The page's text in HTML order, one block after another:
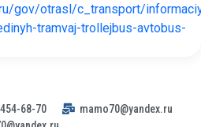
gov/otrasl/c_transport/
tramvaj-trollejbus-avtobus-
68-70
mamo70@yandex.ru